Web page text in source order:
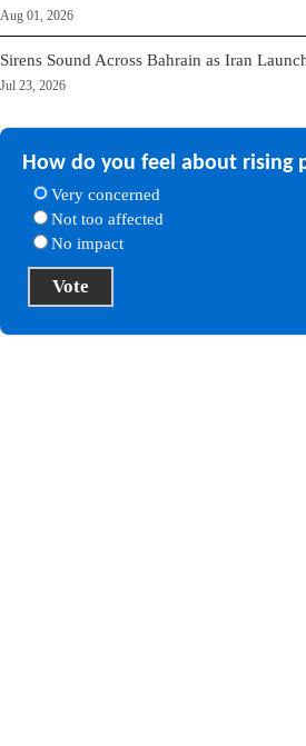
Aug 01, 2026
Sirens Sound Across Bahrain as Iran
Jul 23, 2026
How do you feel about rising
Very concerned
Not too affected
No impact